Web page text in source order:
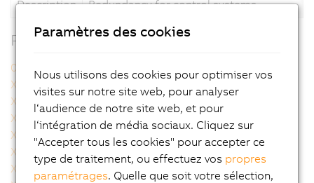
Description
Redundancy for control systems
Produits apparentés
0AC808.9-1
X20BC8084
X20cBC8083
X20cBC8084
X20cCP1584
X20cCP1586
X20cCP3584
X20cCP3586
X20cCP3687X
X20cHB1881
X20cHB2880
X20cHB2881
Paramètres des cookies
Nous utilisons des cookies pour optimiser vos
visites sur notre site web, pour analyser
l‘audience de notre site web, et pour
l‘intégration de média sociaux. Cliquez sur
"Accepter tous les cookies" pour accepter ce
type de traitement, ou effectuez vos propres
paramétrages. Quelle que soit votre sélection,